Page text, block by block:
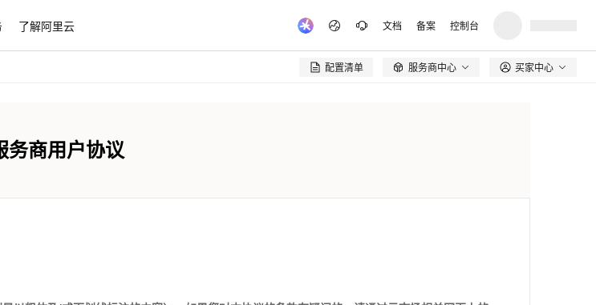
了解阿里云 文档 备案 控制台
配置清单  服务商中心 买家中心
务商用户协议